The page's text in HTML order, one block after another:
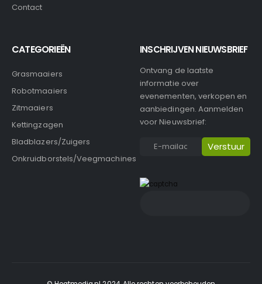
Contact
CATEGORIEËN
Grasmaaiers
Robotmaaiers
Zitmaaiers
Kettingzagen
Bladblazers/Zuigers
Onkruidborstels/Veegmachines
INSCHRIJVEN NIEUWSBRIEF
Ontvang de laatste
informatie over
evenementen, verkopen en
aanbiedingen. Aanmelden
voor Nieuwsbrief: